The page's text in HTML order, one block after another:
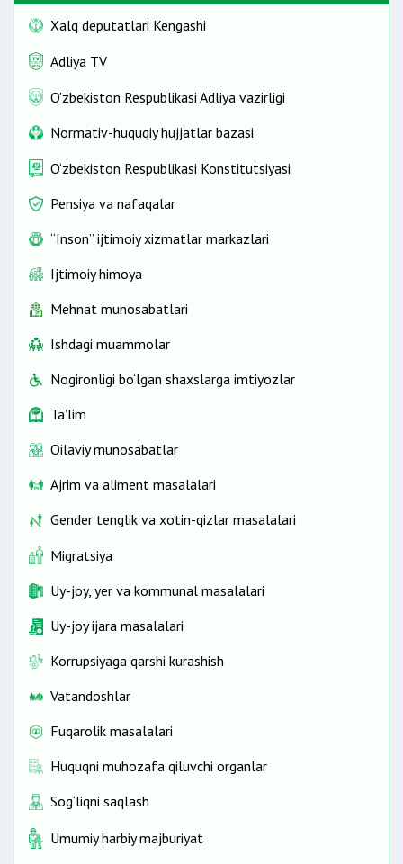
Xalq deputatlari Kengashi
Adliya TV
O'zbekiston Respublikasi Adliya vazirligi
Normativ-huquqiy hujjatlar bazasi
O‘zbekiston Respublikasi Konstitutsiyasi
Pensiya va nafaqalar
“Inson” ijtimoiy xizmatlar markazlari
Ijtimoiy himoya
Mehnat munosabatlari
Ishdagi muammolar
Nogironligi bo‘lgan shaxslarga imtiyozlar
Ta’lim
Oilaviy munosabatlar
Ajrim va aliment masalalari
Gender tenglik va xotin-qizlar masalalari
Migratsiya
Uy-joy, yer va kommunal masalalari
Uy-joy ijara masalalari
Korrupsiyaga qarshi kurashish
Vatandoshlar
Fuqarolik masalalari
Huquqni muhozafa qiluvchi organlar
Sog‘liqni saqlash
Umumiy harbiy majburiyat